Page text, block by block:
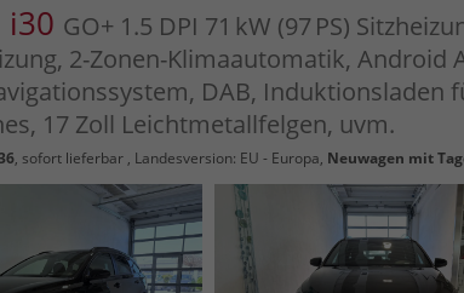
i30 GO+ 1.5 DPI 71 kW (97 PS)
2-Zonen-Klimaautomatik, Android
DAB, Induktionsladen
17 Zoll Leichtmetallfelgen, uvm.
, sofort lieferbar, Landesversion: EU - Europa, Neuwagen mit